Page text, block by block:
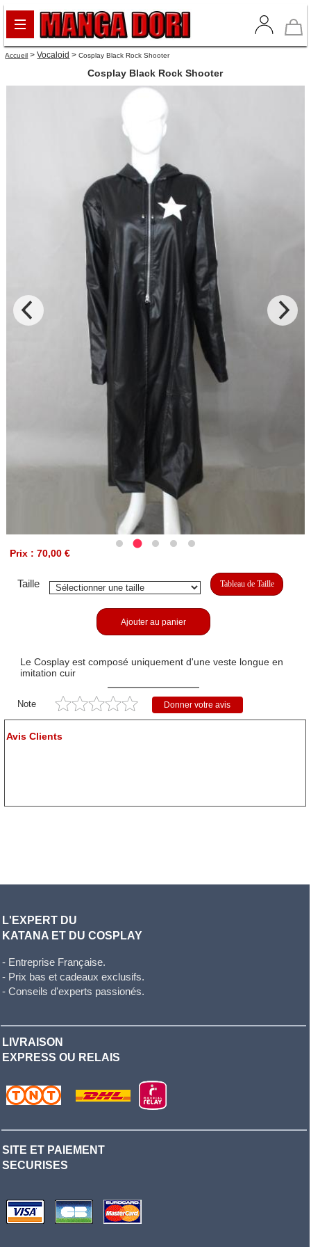
Accueil >Vocaloid >Cosplay Black Rock Shooter
Cosplay Black Rock Shooter
Prix : 70,00 €
Taille Tableau de Taille
Ajouter au panier
Le Cosplay est composé uniquement d'une veste longue en
imitation cuir
Note Donner votre avis
Avis Clients
L'EXPERT DU
KATANA ET DU COSPLAY
- Entreprise Française.
- Prix bas et cadeaux exclusifs.
- Conseils d'experts passionés.
LIVRAISON
EXPRESS OU RELAIS
SITE ET PAIEMENT
SECURISES